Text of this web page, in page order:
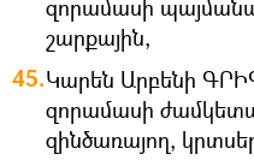
զորամասի
շարքային,
Կարեն Արբենի
զորամասի
զինծառայող,